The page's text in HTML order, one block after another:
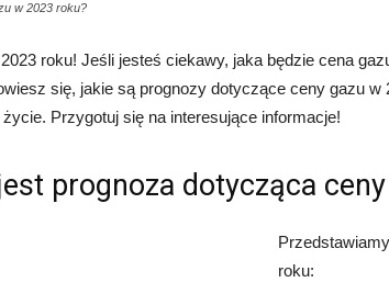
w 2023 roku?
roku! Jeśli jesteś ciekawy, jaka będzie cena
się, jakie są prognozy dotyczące ceny gazu w
Przygotuj się na interesujące informacje!
prognoza dotycząca
roku: